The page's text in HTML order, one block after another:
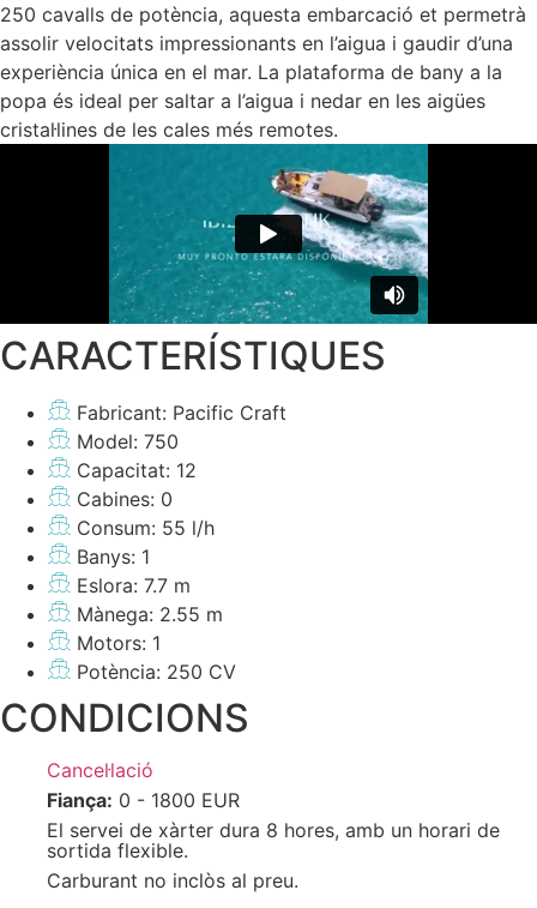
250 cavalls de potència, aquesta embarcació et permetrà
assolir velocitats impressionants en l’aigua i gaudir d’una
experiència única en el mar. La plataforma de bany a la
popa és ideal per saltar a l’aigua i nedar en les aigües
cristal·lines de les cales més remotes.
CARACTERÍSTIQUES
Fabricant: Pacific Craft
Model: 750
Capacitat: 12
Cabines: 0
Consum: 55 l/h
Banys: 1
Eslora: 7.7 m
Mànega: 2.55 m
Motors: 1
Potència: 250 CV
CONDICIONS
Cancel·lació
Fiança: 0 - 1800 EUR
El servei de xàrter dura 8 hores, amb un horari de
sortida flexible.
Carburant no inclòs al preu.